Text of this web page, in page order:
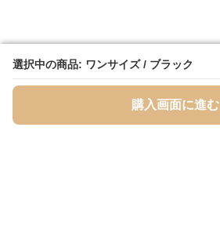
選択中の商品: ワンサイズ / ブラック
購入画面に進む
選択中の商品: ワンサイズ / ブラック
購入画面に進む